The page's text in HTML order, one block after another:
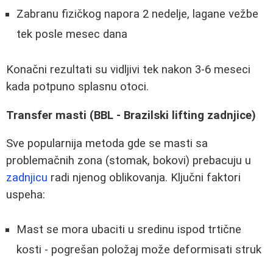
Zabranu fizičkog napora 2 nedelje, lagane vežbe
tek posle mesec dana
Konačni rezultati su vidljivi tek nakon 3-6 meseci
kada potpuno splasnu otoci.
Transfer masti (BBL - Brazilski lifting zadnjice)
Sve popularnija metoda gde se masti sa
problemačnih zona (stomak, bokovi) prebacuju u
zadnjicu radi njenog oblikovanja. Ključni faktori
uspeha:
Mast se mora ubaciti u sredinu ispod trtične
kosti - pogrešan položaj može deformisati struk